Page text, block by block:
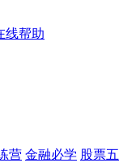
线帮助
营 金融必学 股票